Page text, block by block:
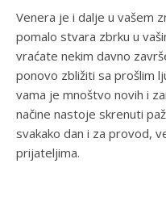
Venera je i dalje u vašem
pomalo stvara zbrku u
vraćate nekim davno
ponovo zbližiti sa prošlim
vama je mnoštvo novih i
načine nastoje skrenuti
svakako dan i za provod,
prijateljima.